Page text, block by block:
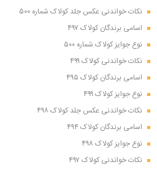
نکات خواندنی عکس جلد کولاک شماره ۵۰۰
اسامی برندگان کولاک ۴۹۷
نوع جوایز کولاک شماره ۵۰۰
نکات خواندنی کولاک ۴۹۹
اسامی برندگان کولاک ۴۹۵
نوع جوایز کولاک ۴۹۹
نکات خواندنی عکس جلد کولاک ۴۹۸
اسامی برندگان کولاک ۴۹۴
نوع جوایز کولاک ۴۹۸
نکات خواندنی کولاک ۴۹۷